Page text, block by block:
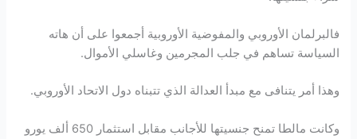
فالبرلمان الأوروبي والمفوضية الأوروبية أجمعوا على أن هاته
السياسة تساهم في جلب المجرمين وغاسلي الأموال.
وهذا أمر يتنافى مع مبدأ العدالة الذي تتبناه دول الاتحاد الأوروبي.
وكانت مالطا تمنح جنسيتها للأجانب مقابل استثمار 650 ألف يورو